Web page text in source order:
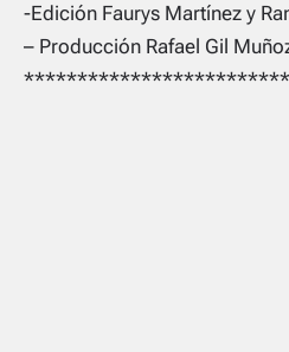
-Edición Faurys Martínez y
– Producción Rafael Gil